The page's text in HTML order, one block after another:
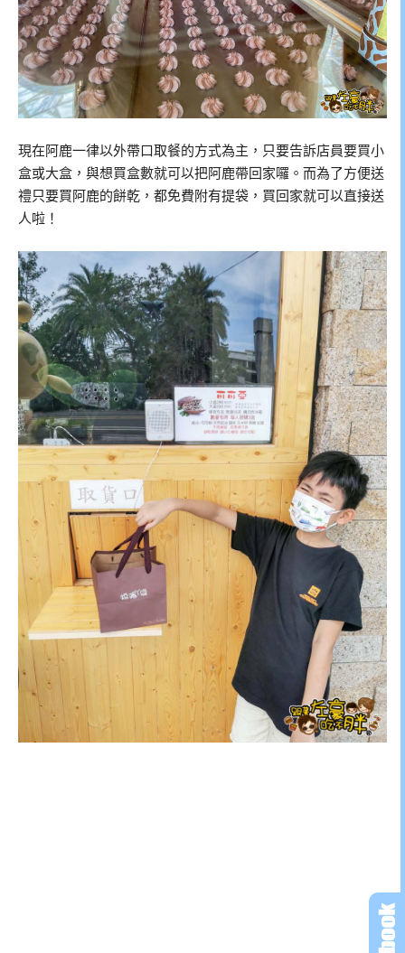
現在阿鹿一律以外帶口取餐的方式為主，只要告訴店員要買小
盒或大盒，與想買盒數就可以把阿鹿帶回家囉。而為了方便送
禮只要買阿鹿的餅乾，都免費附有提袋，買回家就可以直接送
人啦！